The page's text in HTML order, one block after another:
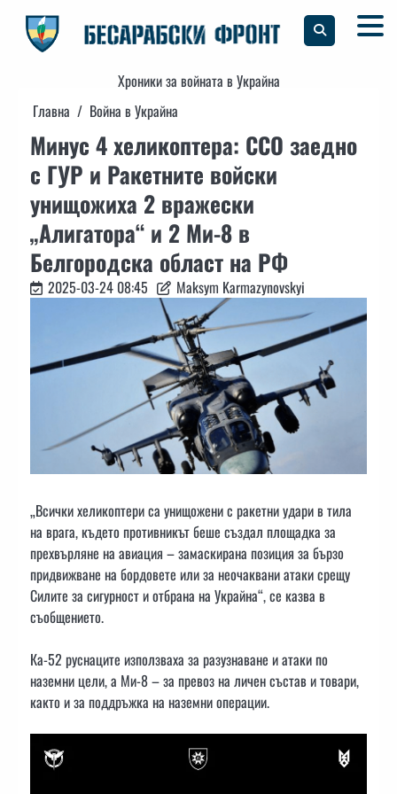
content
Хроники за войната в Украйна
Главна
Война в Украйна
Минус 4 хеликоптера: ССО заедно
с ГУР и Ракетните войски
унищожиха 2 вражески
„Алигатора“ и 2 Ми-8 в
Белгородска област на РФ
2025-03-24 08:45 Maksym Karmazynovskyi
„Всички хеликоптери са унищожени с ракетни удари в тила
на врага, където противникът беше създал площадка за
прехвърляне на авиация – замаскирана позиция за бързо
придвижване на бордовете или за неочаквани атаки срещу
Силите за сигурност и отбрана на Украйна“, се казва в
съобщението.
Ка-52 руснаците използваха за разузнаване и атаки по
наземни цели, а Ми-8 – за превоз на личен състав и товари,
както и за поддръжка на наземни операции.